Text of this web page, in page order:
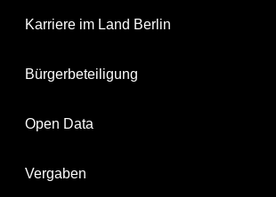
Karriere im Land Berlin
Bürgerbeteiligung
Open Data
Vergaben